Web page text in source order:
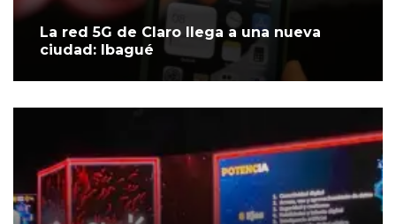
La red 5G de Claro llega a una nueva
ciudad: Ibagué